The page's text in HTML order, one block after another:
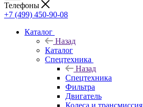
Телефоны
+7 (499) 450-90-08
Каталог
Назад
Каталог
Спецтехника
Назад
Спецтехника
Фильтра
Двигатель
Колеса и трансмиссия